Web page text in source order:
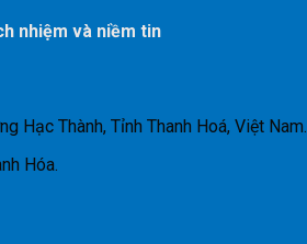
nhiệm và niềm tin
Hạc Thành, Tỉnh Thanh Hoá, Việt Nam.
Hóa.